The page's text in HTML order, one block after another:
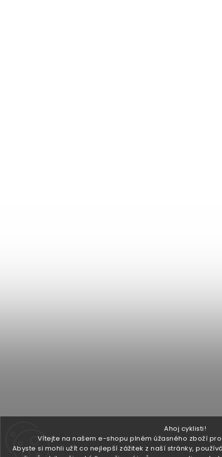
Ahoj cyklisti!
Vítejte na našem e-shopu plném úžasného zboží
Abyste si mohli užít co nejlepší zážitek z naší stránky,